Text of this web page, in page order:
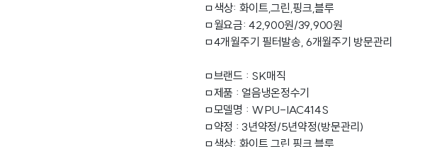
ㅁ색상: 화이트,그린,핑크,블루
ㅁ월요금: 42,900원/39,900원
ㅁ4개월주기 필터발송, 6개월주기 방문관리
ㅁ브랜드 : SK매직
ㅁ제품 : 얼음냉온정수기
ㅁ모델명 : WPU-IAC414S
ㅁ약정 : 3년약정/5년약정(방문관리)
ㅁ색상: 화이트,그린,핑크,블루